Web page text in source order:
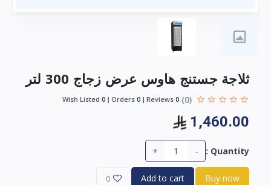
ثلاجة جستنج هاوس عرض زجاج 300 لتر
(0)
0
0
0
1,460.00
Quantity :
-
+
Buy now
Add to cart
0